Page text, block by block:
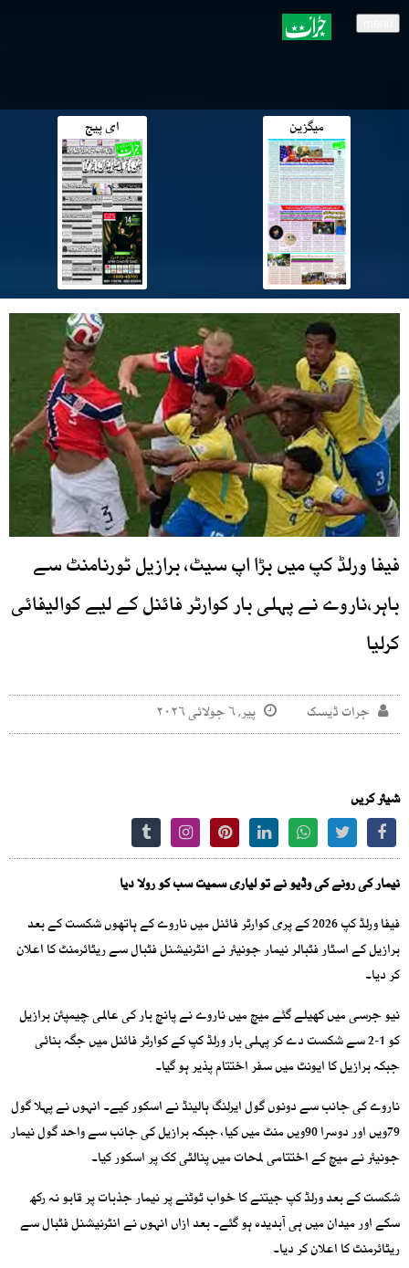
میگزین ای پیج
فیفا ورلڈ کپ میں بڑا اپ سیٹ، برازیل ٹورنامنٹ سے
باہر،ناروے نے پہلی بار کوارٹر فائنل کے لیے کوالیفائی
کرلیا
جرات ڈیسک پیر, ۶ جولائی ۲۰۲۶
شیئر کریں
نیمار کی رونے کی وڈیو نے تو لیاری سمیت سب کو رولا دیا
فیفا ورلڈ کپ 2026 کے پری کوارٹر فائنل میں ناروے کے ہاتھوں شکست کے بعد
برازیل کے اسٹار فٹبالر نیمار جونیئر نے انٹرنیشنل فٹبال سے ریٹائرمنٹ کا اعلان
کر دیا۔
نیو جرسی میں کھیلے گئے میچ میں ناروے نے پانچ بار کی عالمی چیمپئن برازیل
کو 1-2 سے شکست دے کر پہلی بار ورلڈ کپ کے کوارٹر فائنل میں جگہ بنائی
جبکہ برازیل کا ایونٹ میں سفر اختتام پذیر ہو گیا۔
ناروے کی جانب سے دونوں گول ایرلنگ ہالینڈ نے اسکور کیے۔ انہوں نے پہلا گول
79ویں اور دوسرا 90ویں منٹ میں کیا، جبکہ برازیل کی جانب سے واحد گول نیمار
جونیئر نے میچ کے اختتامی لمحات میں پنالٹی کک پر اسکور کیا۔
شکست کے بعد ورلڈ کپ جیتنے کا خواب ٹوٹنے پر نیمار جذبات پر قابو نہ رکھ
سکے اور میدان میں ہی آبدیدہ ہو گئے۔ بعد ازاں انہوں نے انٹرنیشنل فٹبال سے
ریٹائرمنٹ کا اعلان کر دیا۔